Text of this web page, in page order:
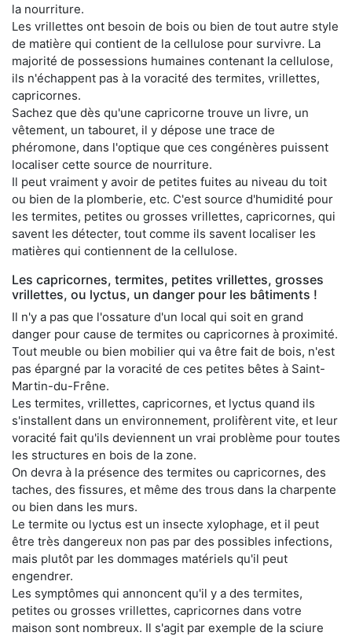
la nourriture.
Les vrillettes ont besoin de bois ou bien de tout autre style
de matière qui contient de la cellulose pour survivre. La
majorité de possessions humaines contenant la cellulose,
ils n'échappent pas à la voracité des termites, vrillettes,
capricornes.
Sachez que dès qu'une capricorne trouve un livre, un
vêtement, un tabouret, il y dépose une trace de
phéromone, dans l'optique que ces congénères puissent
localiser cette source de nourriture.
Il peut vraiment y avoir de petites fuites au niveau du toit
ou bien de la plomberie, etc. C'est source d'humidité pour
les termites, petites ou grosses vrillettes, capricornes, qui
savent les détecter, tout comme ils savent localiser les
matières qui contiennent de la cellulose.
Les capricornes, termites, petites vrillettes, grosses
vrillettes, ou lyctus, un danger pour les bâtiments !
Il n'y a pas que l'ossature d'un local qui soit en grand
danger pour cause de termites ou capricornes à proximité.
Tout meuble ou bien mobilier qui va être fait de bois, n'est
pas épargné par la voracité de ces petites bêtes à Saint-
Martin-du-Frêne.
Les termites, vrillettes, capricornes, et lyctus quand ils
s'installent dans un environnement, prolifèrent vite, et leur
voracité fait qu'ils deviennent un vrai problème pour toutes
les structures en bois de la zone.
On devra à la présence des termites ou capricornes, des
taches, des fissures, et même des trous dans la charpente
ou bien dans les murs.
Le termite ou lyctus est un insecte xylophage, et il peut
être très dangereux non pas par des possibles infections,
mais plutôt par les dommages matériels qu'il peut
engendrer.
Les symptômes qui annoncent qu'il y a des termites,
petites ou grosses vrillettes, capricornes dans votre
maison sont nombreux. Il s'agit par exemple de la sciure